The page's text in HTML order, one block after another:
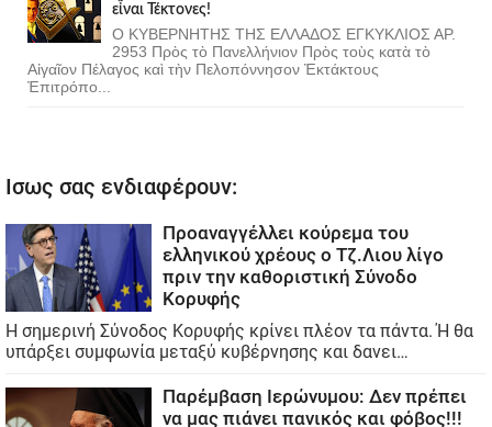
εἶναι Τέκτονες!
Ο ΚΥΒΕΡΝΗΤΗΣ ΤΗΣ ΕΛΛΑΔΟΣ ΕΓΚΥΚΛΙΟΣ ΑΡ.
2953 Πρὸς τὸ Πανελλήνιον Πρὸς τοὺς κατὰ τὸ
Αἰγαῖον Πέλαγος καὶ τὴν Πελοπόννησον Ἐκτάκτους
Ἐπιτρόπο...